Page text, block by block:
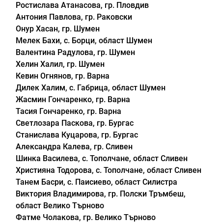
Ростислава Атанасова, гр. Пловдив
Антония Павлова, гр. Раковски
Онур Хасан, гр. Шумен
Мелек Бахи, с. Борци, област Шумен
Валентина Радулова, гр. Шумен
Хелин Халил, гр. Шумен
Кевин Огнянов, гр. Варна
Дилек Халим, с. Габрица, област Шумен
Жасмин Гончаренко, гр. Варна
Тасия Гончаренко, гр. Варна
Светлозара Паскова, гр. Бургас
Станислава Куцарова, гр. Бургас
Александра Калева, гр. Сливен
Шинка Василева, с. Тополчане, област Сливен
Християна Тодорова, с. Тополчане, област Сливен
Танем Басри, с. Паисиево, област Силистра
Виктория Владимирова, гр. Полски Тръмбеш,
област Велико Търново
Фатме Чолакова, гр. Велико Търново